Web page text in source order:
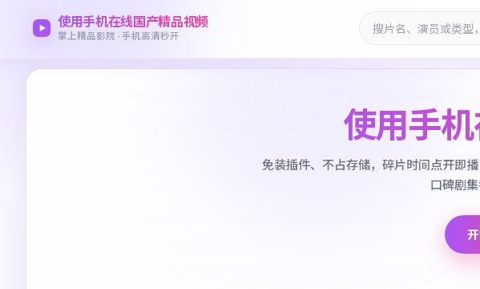
使用手机在线国产精品视频
掌上精品影院 · 手机高清秒开
使用手
免装插件、不占存储，碎片时间点开即
口碑剧